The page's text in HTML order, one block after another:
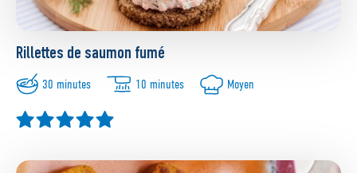
Rillettes de saumon fumé
30 minutes 10 minutes Moyen